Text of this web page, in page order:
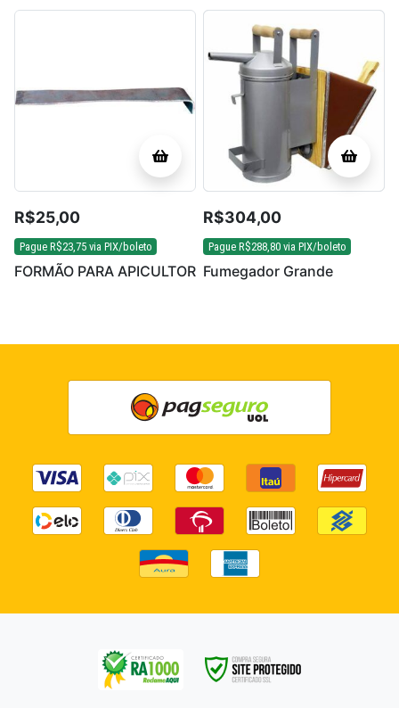
R$25,00
Pague R$23,75 via PIX/boleto
FORMÃO PARA APICULTOR
R$304,00
Pague R$288,80 via PIX/boleto
Fumegador Grande